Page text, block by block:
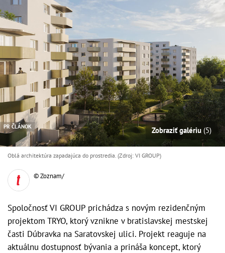
PR ČLÁNOK Zobraziť galériu (5)
Oblá architektúra zapadajúca do prostredia. (Zdroj: VI GROUP)
© Zoznam/
Spoločnosť VI GROUP prichádza s novým rezidenčným
projektom TRYO, ktorý vznikne v bratislavskej mestskej
časti Dúbravka na Saratovskej ulici. Projekt reaguje na
aktuálnu dostupnosť bývania a prináša koncept, ktorý